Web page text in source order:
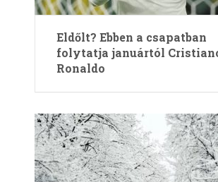
Eldőlt? Ebben a csapatban
folytatja januártól
Ronaldo